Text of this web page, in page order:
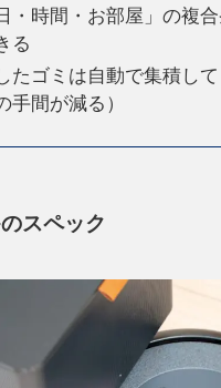
・時間・お部屋」の複
る
たゴミは自動で集積し
手間が減る）
スペック